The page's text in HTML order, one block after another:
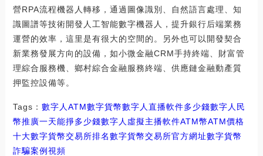
營RPA流程機器人轉移，通過圖像識別、自然語言處理、知
識圖譜等技術開發人工智能數字機器人，提升銀行后端業務
運營的效率，這里是有很大的空間的。另外也可以開發契合
新業務發展方向的設備，如小微金融CRM手持終端、財富管
理綜合服務機、鄉村綜合金融服務終端、供應鏈金融動產質
押監控設備等。
Tags： 數字人 ATM數字貨幣數字人直播軟件多少錢數字人民
幣推廣一天能掙多少錢數字人虛擬主播軟件ATM幣ATM價格
十大數字貨幣交易所排名數字貨幣交易所官方網址數字貨幣
詐騙案例視頻